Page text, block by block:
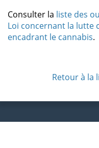
Consulter la liste des
Loi concernant la lutte
encadrant le cannabis.
Retour à la